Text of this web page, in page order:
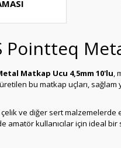
Pointteq
Matkap Ucu 4,5mm 10'lu,
bu matkap uçları,
çelik ve diğer sert
amatör kullanıcılar için ideal bir